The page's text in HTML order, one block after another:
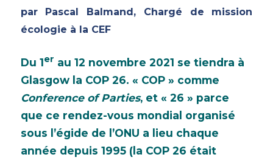
par Pascal Balmand, Chargé de mission
écologie à la CEF
Du 1er au 12 novembre 2021 se tiendra à
Glasgow la COP 26. « COP » comme
Conference of Parties, et « 26 » parce
que ce rendez-vous mondial organisé
sous l’égide de l’ONU a lieu chaque
année depuis 1995 (la COP 26 était